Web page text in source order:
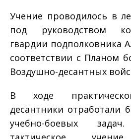
Учение проводилось в
под руководством
гвардии подполковника
соответствии с Планом
Воздушно-десантных
В ходе
десантники отработали
учебно-боевых